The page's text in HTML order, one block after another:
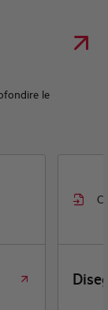
le
Disegno quotato